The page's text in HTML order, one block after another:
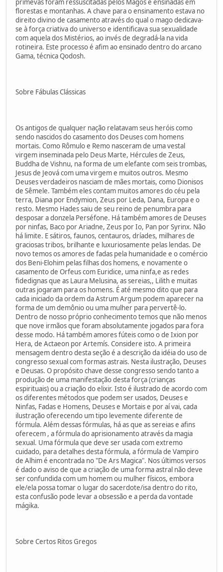
primevas foram ressuscitadas pelos Magos e ensinadas em
florestas e montanhas. A chave para o ensinamento estava no
direito divino de casamento através do qual o mago dedicava-
se à força criativa do universo e identificava sua sexualidade
com aquela dos Mistérios, ao invés de degradá-la na vida
rotineira. Este processo é afim ao ensinado dentro do arcano
Gama, técnica Qodosh.
Sobre Fábulas Clássicas
Os antigos de qualquer nação relatavam seus heróis como
sendo nascidos do casamento dos Deuses com homens
mortais. Como Rômulo e Remo nasceram de uma vestal
virgem inseminada pelo Deus Marte, Hércules de Zeus,
Buddha de Vishnu, na forma de um elefante com seis trombas,
Jesus de Jeová com uma virgem e muitos outros. Mesmo
Deuses verdadeiros nasciam de mães mortais, como Dionisos
de Sêmele. Também eles contam muitos amores do céu pela
terra, Diana por Endymion, Zeus por Leda, Dana, Europa e o
resto. Mesmo Hades saiu de seu reino de penumbra para
desposar a donzela Perséfone. Há também amores de Deuses
por ninfas, Baco por Ariadne, Zeus por Io, Pan por Syrinx. Não
há limite. E sátiros, faunos, centauros, dríades, milhares de
graciosas tribos, brilhante e luxuriosamente pelas lendas. De
novo temos os amores de fadas pela humanidade e o comércio
dos Beni-Elohim pelas filhas dos homens, e novamente o
casamento de Orfeus com Euridice, uma ninfa,e as redes
fidedignas que as Laura Melusina, as sereias,, Lilith e muitas
outras jogaram para os homens. É até mesmo dito que para
cada iniciado da ordem da Astrum Argum podem aparecer na
forma de um demônio ou uma mulher para pervertê-lo.
Dentro de nosso próprio conhecimento temos que não menos
que nove irmãos que foram absolutamente jogados para fora
desse modo. Há também amores fúteis como o de Ixion por
Hera, de Actaeon por Artemís. Considere isto. A primeira
mensagem dentro desta seção é a descrição da idéia do uso de
congresso sexual com formas astrais. Nesta ilustração, Deuses
e Deusas. O propósito chave desse congresso sendo tanto a
produção de uma manifestação desta força (crianças
espirituais) ou a criação do elixir. Isto é ilustrado de acordo com
os diferentes métodos que podem ser usados, Deuses e
Ninfas, Fadas e Homens, Deuses e Mortais e por aí vai, cada
ilustração oferecendo um tipo levemente diferente de
fórmula. Além dessas fórmulas, há as que as sereias e afins
oferecem , a fórmula do aprisionamento através da magia
sexual. Uma fórmula que deve ser usada com extremo
cuidado, para detalhes desta fórmula, a fórmula de Vampiro
de Alhim é encontrada no "De Ars Magica". Nos últimos versos
é dado o aviso de que a criação de uma forma astral não deve
ser confundida com um homem ou mulher físicos, embora
ele/ela possa tomar o lugar do sacerdote/isa dentro do rito,
esta confusão pode levar a obsessão e a perda da vontade
mágika.
Sobre Certos Ritos Gregos